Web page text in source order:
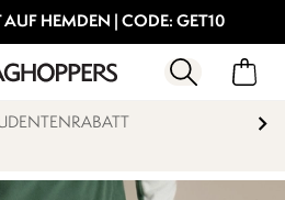
AUF HEMDEN | CODE: GET10